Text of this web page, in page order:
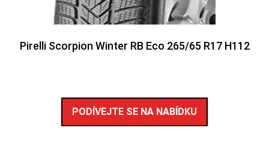
Pirelli Scorpion Winter RB Eco 265/65 R17 H112
PODÍVEJTE SE NA NABÍDKU